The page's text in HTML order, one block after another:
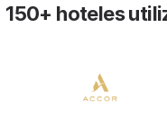
150+ hoteles